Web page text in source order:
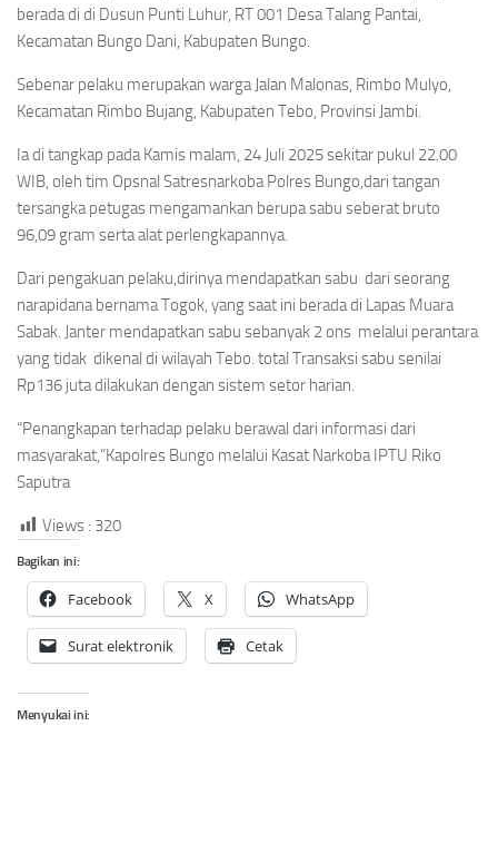
berada di di Dusun Punti Luhur, RT 001 Desa Talang Pantai,
Kecamatan Bungo Dani, Kabupaten Bungo.
Sebenar pelaku merupakan warga Jalan Malonas, Rimbo Mulyo,
Kecamatan Rimbo Bujang, Kabupaten Tebo, Provinsi Jambi.
Ia di tangkap pada Kamis malam, 24 Juli 2025 sekitar pukul 22.00
WIB, oleh tim Opsnal Satresnarkoba Polres Bungo,dari tangan
tersangka petugas mengamankan berupa sabu seberat bruto
96,09 gram serta alat perlengkapannya.
Dari pengakuan pelaku,dirinya mendapatkan sabu dari seorang
narapidana bernama Togok, yang saat ini berada di Lapas Muara
Sabak. Janter mendapatkan sabu sebanyak 2 ons melalui perantara
yang tidak dikenal di wilayah Tebo. total Transaksi sabu senilai
Rp136 juta dilakukan dengan sistem setor harian.
“Penangkapan terhadap pelaku berawal dari informasi dari
masyarakat,”Kapolres Bungo melalui Kasat Narkoba IPTU Riko
Saputra
Views : 320
Bagikan ini:
Facebook X WhatsApp
Surat elektronik Cetak
Menyukai ini: